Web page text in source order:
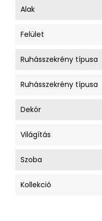
Alak
Felület
Ruhásszekrény típusa
Ruhásszekrény típusa
Dekór
Világítás
Szoba
Kollekció